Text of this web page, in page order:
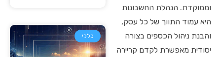
וממוקדת. הנהלת החשבונות
היא עמוד התווך של כל עסק,
והבנת ניהול הכספים בצורה
יסודית מאפשרת לקדם קריירה
כללי